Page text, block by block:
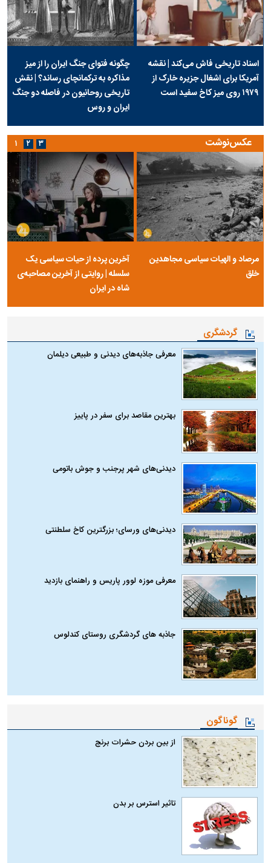
اسناد تاریخی فاش می‌کند | نقشه
آمریکا برای اشغال جزیره خارک از
۱۹۷۹ روی میز کاخ سفید است
چگونه فتوای جنگ ایران را از میز
مذاکره به ترکمانچای رساند؟ | نقش
تاریخی روحانیون در فاصله دو جنگ
ایران و روس
عکس‌نوشت
مرصاد و الهیات سیاسی مجاهدین
خلق
آخرین پرده از حیات سیاسی یک
سلسله | روایتی از آخرین مصاحبه‌ی
شاه در ایران
۱ ۲ ۳
گردشگری
معرفی جاذبه‌های دیدنی و طبیعی دیلمان
بهترین مقاصد برای سفر در پاییز
دیدنی‌های شهر پرجنب و جوش باتومی
دیدنی‌های ورسای؛ بزرگترین کاخ سلطنتی
معرفی موزه لوور پاریس و راهنمای بازدید
جاذبه های گردشگری روستای کندلوس
گوناگون
از بین بردن حشرات برنج
تاثیر استرس بر بدن